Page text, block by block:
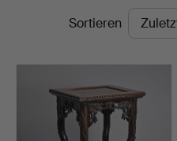
Auction
EndpreiseSortieren